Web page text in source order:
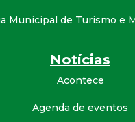
Municipal de Turismo e
Notícias
Acontece
Agenda de eventos